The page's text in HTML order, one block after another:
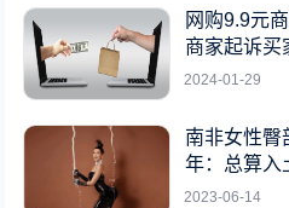
网购9.9元
商家起诉买
2024-01-29
南非女性臀
年：总算入
2023-06-14